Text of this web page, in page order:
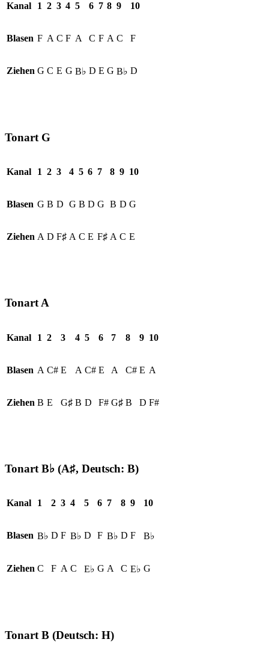
Kanal 1 2 3 4 5 6 7 8 9 10
Blasen F A C F A C F A C F
Ziehen G C E G B♭ D E G B♭ D
Tonart G
Kanal 1 2 3 4 5 6 7 8 9 10
Blasen G B D G B D G B D G
Ziehen A D F♯ A C E F♯ A C E
Tonart A
Kanal 1 2 3 4 5 6 7 8 9 10
Blasen A C# E A C# E A C# E A
Ziehen B E G♯ B D F# G♯ B D F#
Tonart B♭ (A♯, Deutsch: B)
Kanal 1 2 3 4 5 6 7 8 9 10
Blasen B♭ D F B♭ D F B♭ D F B♭
Ziehen C F A C E♭ G A C E♭ G
Tonart B (Deutsch: H)